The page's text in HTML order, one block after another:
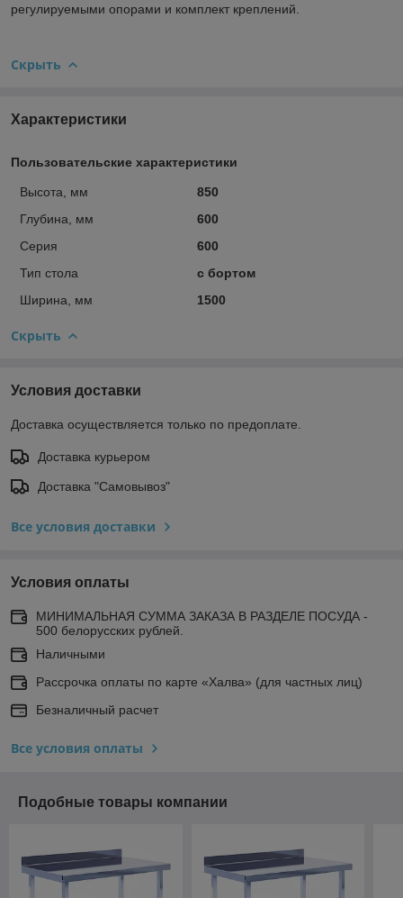
регулируемыми опорами и комплект креплений.
Скрыть
Характеристики
Пользовательские характеристики
Высота, мм
850
Глубина, мм
600
Серия
600
Тип стола
с бортом
Ширина, мм
1500
Скрыть
Условия доставки
Доставка осуществляется только по предоплате.
Доставка курьером
Доставка "Самовывоз"
Все условия доставки
Условия оплаты
МИНИМАЛЬНАЯ СУММА ЗАКАЗА В РАЗДЕЛЕ ПОСУДА -
500 белорусских рублей.
Наличными
Рассрочка оплаты по карте «Халва» (для частных лиц)
Безналичный расчет
Все условия оплаты
Подобные товары компании